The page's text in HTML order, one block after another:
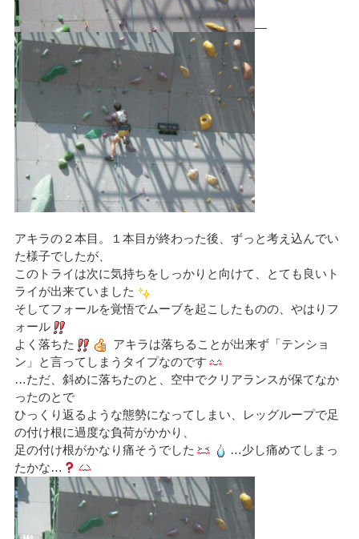
アキラの２本目。１本目が終わった後、ずっと考え込んでい
た様子でしたが、
このトライは次に気持ちをしっかりと向けて、とても良いト
ライが出来ていました
そしてフォールを覚悟でムーブを起こしたものの、やはりフ
ォール
よく落ちた
アキラは落ちることが出来ず「テンショ
ン」と言ってしまうタイプなのです
…ただ、斜めに落ちたのと、空中でクリアランスが保てなか
ったのとで
ひっくり返るような態勢になってしまい、レッグループで足
の付け根に過度な負荷がかかり、
足の付け根がかなり痛そうでした
…少し痛めてしまっ
たかな…